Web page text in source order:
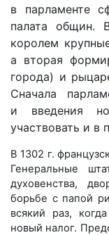
в
парламенте
палата общин.
королем
а вторая
города) и
Сначала
и
введения
участвовать и в
В 1302 г.
Генеральные
духовенства,
борьбе с папой
всякий раз,
новый налог.